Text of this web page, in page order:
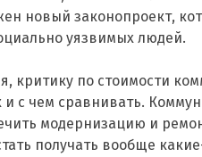
новый законопроект,
уязвимых людей.
критику по стоимости
и с чем сравнивать.
модернизацию и
получать вообще